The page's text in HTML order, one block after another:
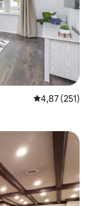
Note
4,87 (251)